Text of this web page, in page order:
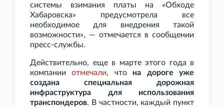
системы взимания платы на «Обходе
Хабаровска» предусмотрела все
необходимое для внедрения такой
возможности», — отмечается в сообщении
пресс-службы.
Действительно, еще в марте этого года в
компанииотмечали, что на дороге уже
создана специальная дорожная
инфраструктура для использования
транспондеров. В частности, каждый пункт